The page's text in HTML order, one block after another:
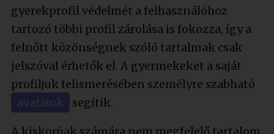
esetében a vetítés ideje is korlátozott a
gyermekek védelme érdekében, a
streaming-felületeken viszont bármikor
hozzáférhetők a fiatalabb korosztály
számára nem ajánlott tartalmak is.
gyerekprofil védelmét a felhasználóhoz
tartozó többi profil zárolása is fokozza, így a
felnőtt közönségnek szóló tartalmak csak
jelszóval érhetők el. A gyermekeket a saját
profiljuk felismerésében személyre szabható
avatarok
segítik.